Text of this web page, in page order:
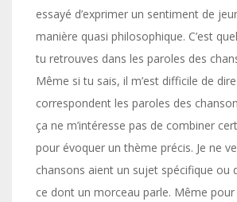
essayé d’exprimer un sentiment de
manière quasi philosophique. C’est
tu retrouves dans les paroles des
Même si tu sais, il m’est difficile de
correspondent les paroles des
ça ne m’intéresse pas de combiner
pour évoquer un thème précis. Je ne
chansons aient un sujet spécifique ou
ce dont un morceau parle. Même